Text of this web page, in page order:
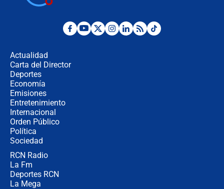
Posesión de Abelardo De La Espriella
Actualidad
Carta del Director
Deportes
Economía
Emisiones
Entretenimiento
Internacional
Orden Público
Política
Sociedad
RCN Radio
La Fm
Deportes RCN
La Mega